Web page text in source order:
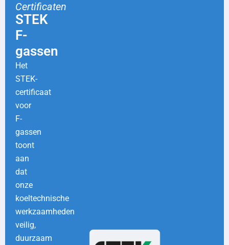
Certificaten
STEK
F-
gassen
Het
STEK-
certificaat
voor
F-
gassen
toont
aan
dat
onze
koeltechnische
werkzaamheden
veilig,
duurzaam